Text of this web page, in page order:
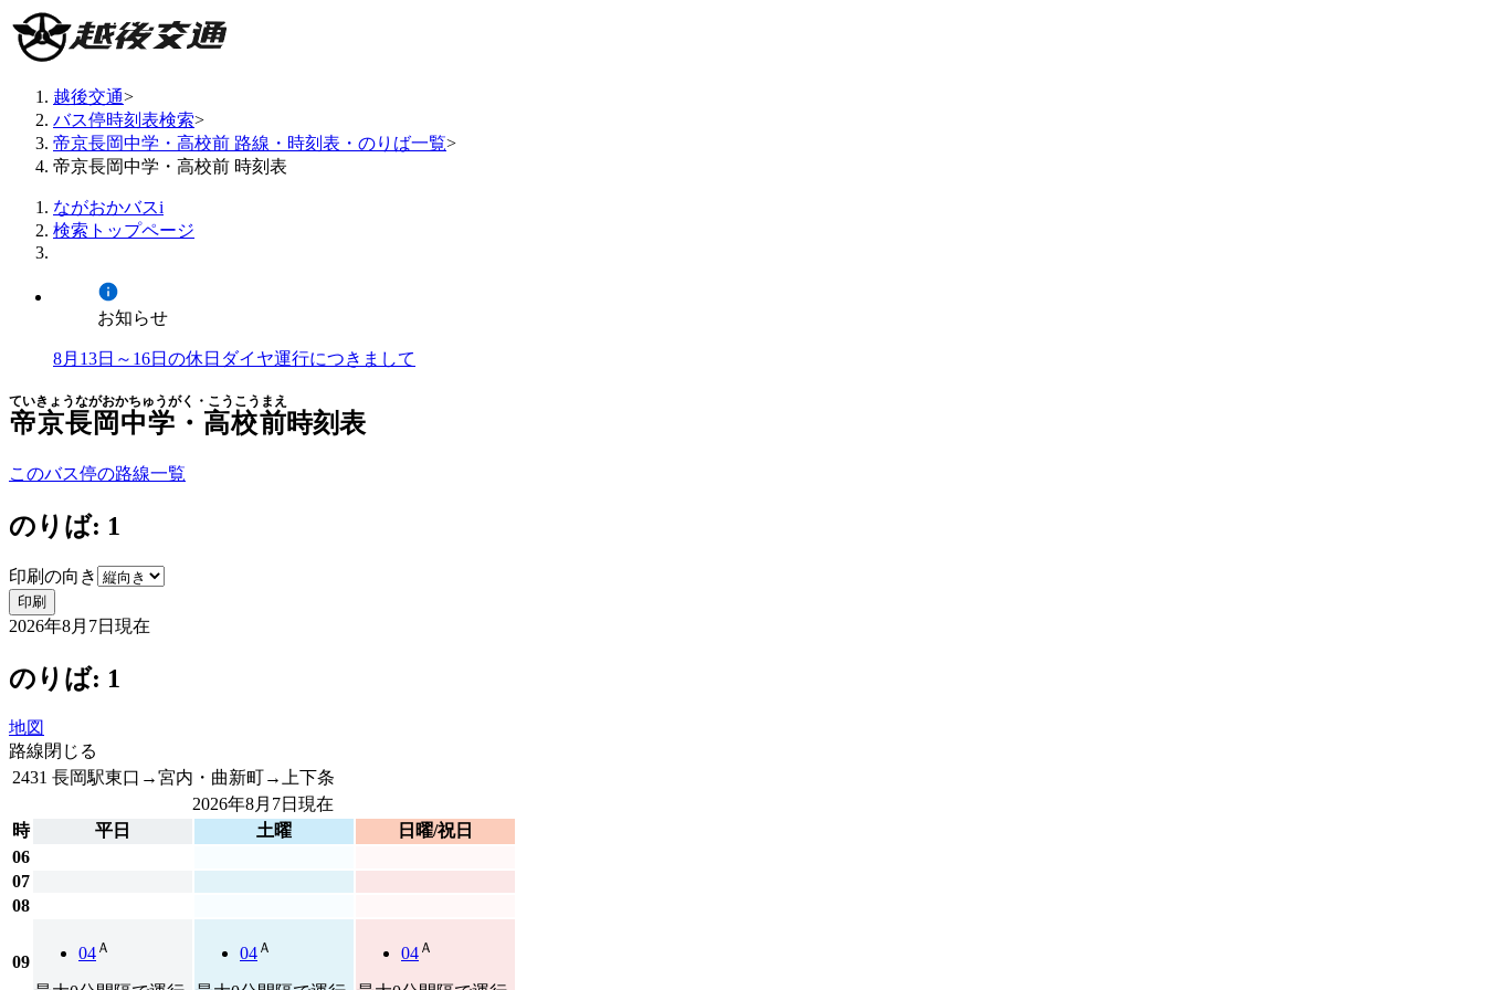
越後交通>
バス停時刻表検索>
帝京長岡中学・高校前 路線・時刻表・のりば一覧>
帝京長岡中学・高校前 時刻表
ながおかバスi
検索トップページ
お知らせ
8月13日～16日の休日ダイヤ運行につきまして
帝京長岡中学・高校前
ていきょうながおかちゅうがく・こうこうまえ
時刻表
このバス停の路線一覧
のりば: 1
印刷の向き
印刷
2026年8月7日 現在
のりば: 1
地図
路線閉じる
2431 長岡駅東口→宮内・曲新町→上下条
2026年8月7日 現在
時
平日 土曜
日曜/祝日
06
07
08
09 04 Ａ 04 Ａ 04 Ａ